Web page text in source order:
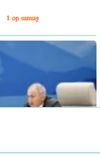
1 օր առաջ